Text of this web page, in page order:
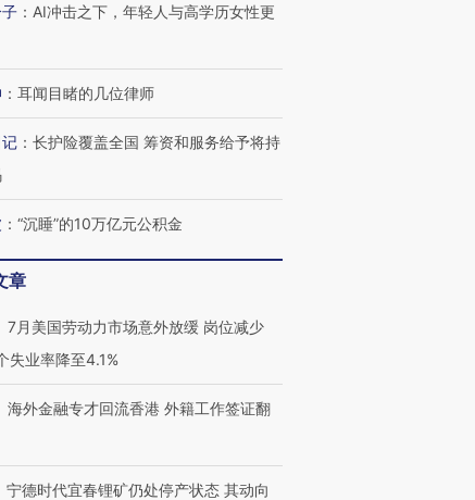
： AI冲击之下，年轻人与高学历女性更
： 耳闻目睹的几位律师
： 长护险覆盖全国 筹资和服务给予将持
： “沉睡”的10万亿元公积金
章
7月美国劳动力市场意外放缓 岗位减少
失业率降至4.1%
海外金融专才回流香港 外籍工作签证翻
宁德时代宜春锂矿仍处停产状态 其动向